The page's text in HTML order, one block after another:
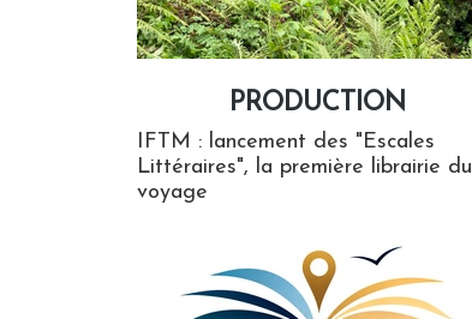
PRODUCTION
IFTM : lancement des "Escales
Littéraires", la première librairie du
voyage